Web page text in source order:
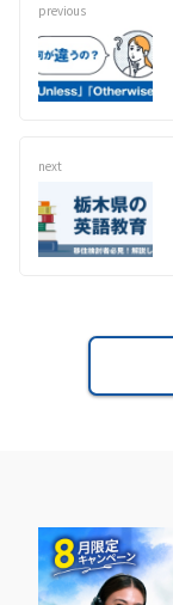
previous
next